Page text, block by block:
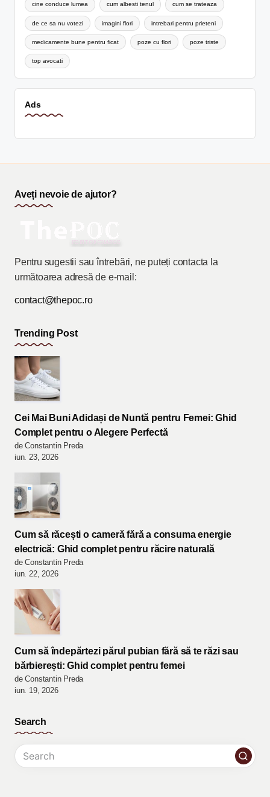
cine conduce lumea cum albesti tenul cum se trateaza
de ce sa nu votezi imagini flori intrebari pentru prieteni
medicamente bune pentru ficat poze cu flori poze triste
top avocati
Ads
Aveți nevoie de ajutor?
Pentru sugestii sau întrebări, ne puteți contacta la
următoarea adresă de e-mail:
contact@thepoc.ro
Trending Post
Cei Mai Buni Adidași de Nuntă pentru Femei: Ghid
Complet pentru o Alegere Perfectă
de Constantin Preda
iun. 23, 2026
Cum să răcești o cameră fără a consuma energie
electrică: Ghid complet pentru răcire naturală
de Constantin Preda
iun. 22, 2026
Cum să îndepărtezi părul pubian fără să te răzi sau
bărbierești: Ghid complet pentru femei
de Constantin Preda
iun. 19, 2026
Search